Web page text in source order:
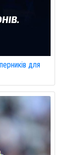
для